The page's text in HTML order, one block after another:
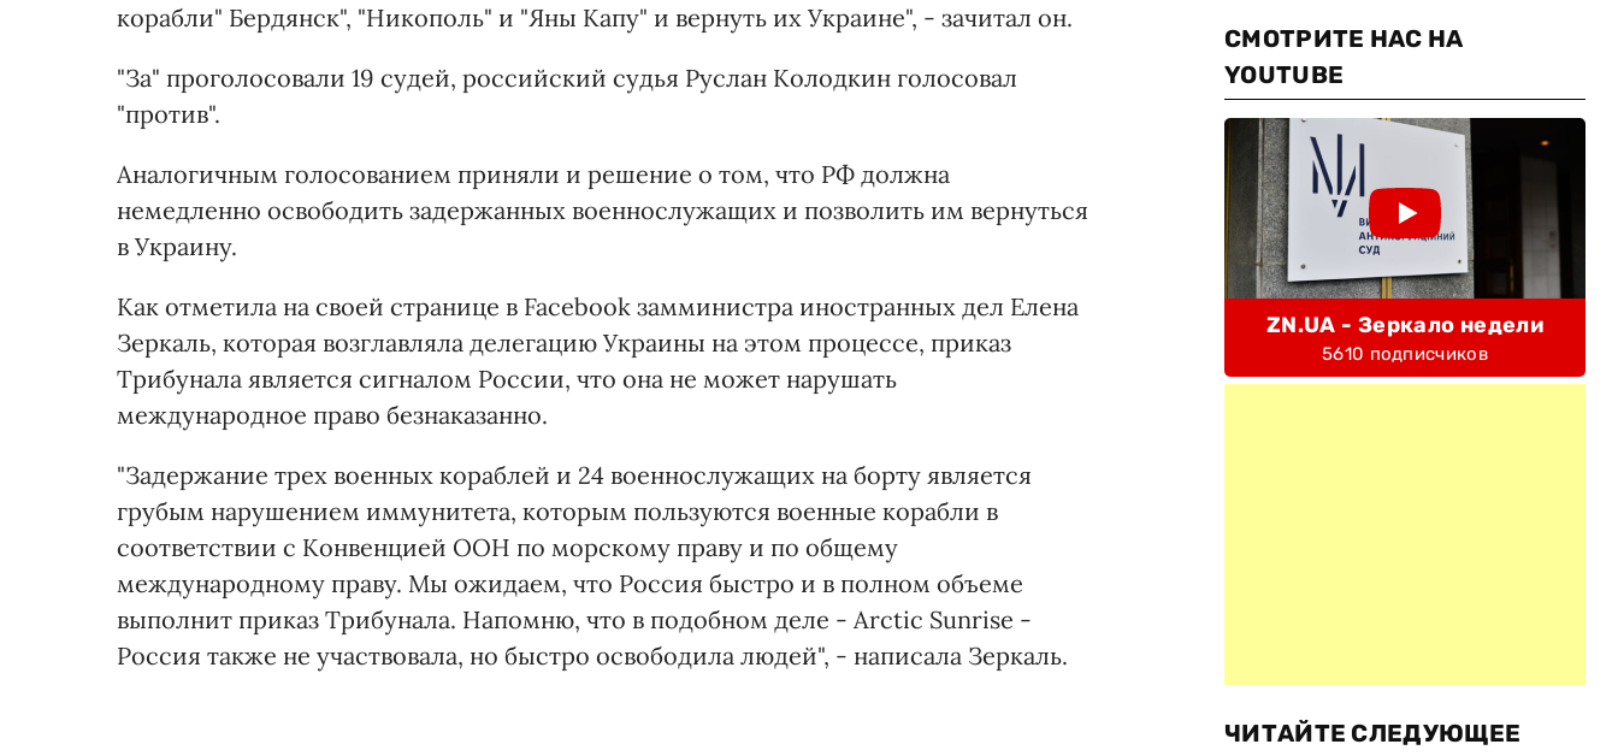
корабли" Бердянск", "Никополь" и "Яны Капу" и вернуть их Украине", - зачитал он.
"За" проголосовали 19 судей, российский судья Руслан Колодкин голосовал
"против".
Аналогичным голосованием приняли и решение о том, что РФ должна
немедленно освободить задержанных военнослужащих и позволить им вернуться
в Украину.
Как отметила на своей странице в Facebook замминистра иностранных дел Елена
Зеркаль, которая возглавляла делегацию Украины на этом процессе, приказ
Трибунала является сигналом России, что она не может нарушать
международное право безнаказанно.
"Задержание трех военных кораблей и 24 военнослужащих на борту является
грубым нарушением иммунитета, которым пользуются военные корабли в
соответствии с Конвенцией ООН по морскому праву и по общему
международному праву. Мы ожидаем, что Россия быстро и в полном объеме
выполнит приказ Трибунала. Напомню, что в подобном деле - Arctic Sunrise -
Россия также не участвовала, но быстро освободила людей", - написала Зеркаль.
СМОТРИТЕ НАС НА
YOUTUBE
ZN.UA - Зеркало недели
5610 подписчиков
ЧИТАЙТЕ СЛЕДУЮЩЕЕ